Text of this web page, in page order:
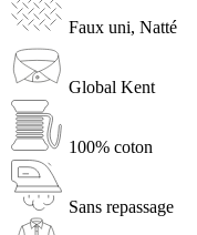
Faux uni, Natté
Global Kent
100% coton
Sans repassage